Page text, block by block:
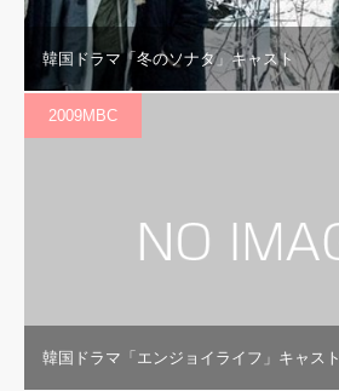
韓国ドラマ「冬のソナタ」キャスト
2009MBC
韓国ドラマ「エンジョイライフ」キャスト